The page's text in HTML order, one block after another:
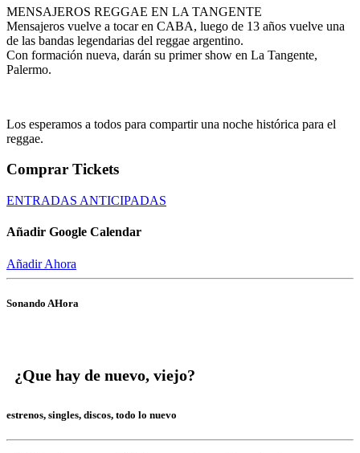
MENSAJEROS REGGAE EN LA TANGENTE
Mensajeros vuelve a tocar en CABA, luego de 13 años vuelve una
de las bandas legendarias del reggae argentino.
Con formación nueva, darán su primer show en La Tangente,
Palermo.
Los esperamos a todos para compartir una noche histórica para el
reggae.
Comprar Tickets
ENTRADAS ANTICIPADAS
Añadir Google Calendar
Añadir Ahora
Sonando AHora
¿Que hay de nuevo, viejo?
estrenos, singles, discos, todo lo nuevo